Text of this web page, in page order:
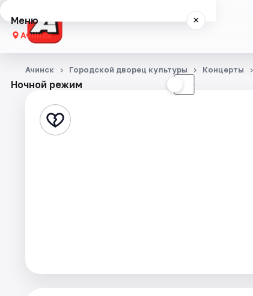
Меню ×
Ачинск
Концерты
Стендап
Рейтинги
Ночной режим ☾
Ачинск Городской дворец культуры Концерты